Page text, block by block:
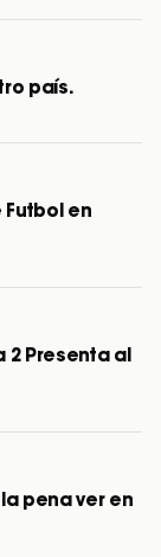
país.
Futbol en
2 Presenta al
pena ver en